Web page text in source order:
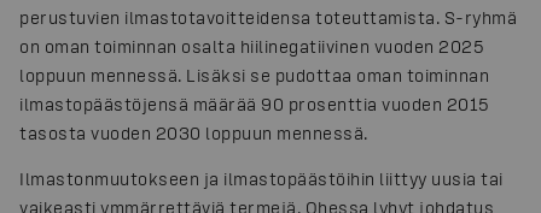
perustuvien ilmastotavoitteidensa toteuttamista. S-ryhmä
on oman toiminnan osalta hiilinegatiivinen vuoden 2025
loppuun mennessä. Lisäksi se pudottaa oman toiminnan
ilmastopäästöjensä määrää 90 prosenttia vuoden 2015
tasosta vuoden 2030 loppuun mennessä.
Ilmastonmuutokseen ja ilmastopäästöihin liittyy uusia tai
vaikeasti ymmärrettäviä termejä. Ohessa lyhyt johdatus